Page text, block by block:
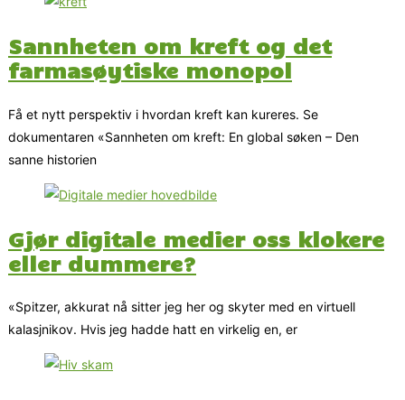
Sannheten om kreft og det
farmasøytiske monopol
Få et nytt perspektiv i hvordan kreft kan kureres. Se
dokumentaren «Sannheten om kreft: En global søken – Den
sanne historien
Gjør digitale medier oss klokere
eller dummere?
«Spitzer, akkurat nå sitter jeg her og skyter med en virtuell
kalasjnikov. Hvis jeg hadde hatt en virkelig en, er